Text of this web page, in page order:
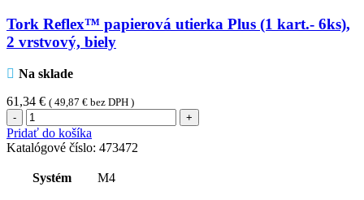
Tork Reflex™ papierová utierka Plus (1 kart.- 6ks),
2 vrstvový, biely
Na sklade
61,34 € ( 49,87 € bez DPH )
množstvo
Tork
Reflex™
papierová
utierka
Plus
Pridať do košíka
Katalógové číslo: 473472
Systém M4